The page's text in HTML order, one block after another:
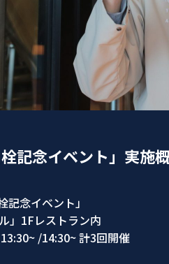
記念イベント」実施
念イベント」
」1Fレストラン内
/14:30~ 計3回開催